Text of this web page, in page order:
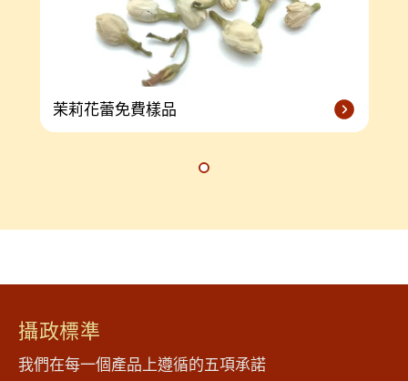
茉莉花蕾免費樣品
攝政標準
我們在每一個產品上遵循的五項承諾